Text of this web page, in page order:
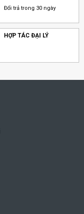
Đổi trả trong 30 ngày
HỢP TÁC ĐẠI LÝ